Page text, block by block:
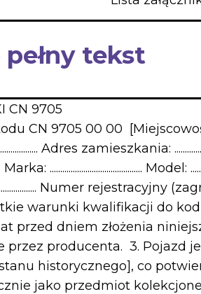
tekst
CN 9705
CN 9705 00 00
Adres zamieszkania:
Model:
Numer rejestracyjny
warunki kwalifikacji do
przed dniem złożenia
producenta. 3. Pojazd
historycznego], co
jako przedmiot